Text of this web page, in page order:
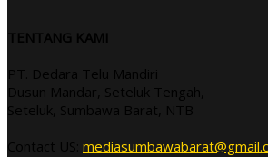
TENTANG KAMI
PT. Dedara Telu Mandiri
Dusun Mandar, Seteluk Tengah,
Seteluk, Sumbawa Barat, NTB
Contact US: